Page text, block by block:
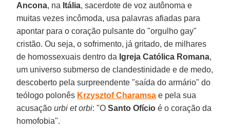
Ancona, na Itália, sacerdote de voz autônoma e
muitas vezes incômoda, usa palavras afiadas para
apontar para o coração pulsante do "orgulho gay"
cristão. Ou seja, o sofrimento, já gritado, de milhares
de homossexuais dentro da Igreja Católica Romana,
um universo submerso de clandestinidade e de medo,
descoberto pela surpreendente "saída do armário" do
teólogo polonês Krzysztof Charamsa e pela sua
acusaçãourbi et orbi: "OSanto Ofício é o coração da
homofobia".